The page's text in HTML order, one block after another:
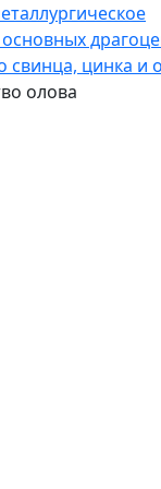
свинца, цинка и
олова